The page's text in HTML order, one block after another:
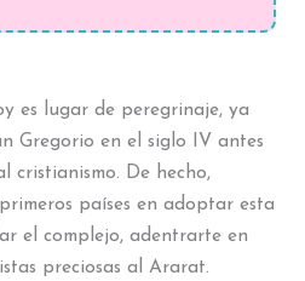
es lugar de peregrinaje, ya
Gregorio en el siglo IV antes
cristianismo. De hecho,
países en adoptar esta
el complejo, adentrarte en
preciosas al Ararat.